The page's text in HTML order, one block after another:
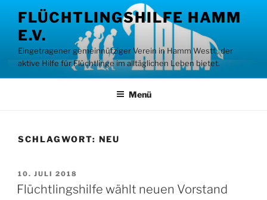
Inhalt
springen
FLÜCHTLINGSHILFE HAMM
E.V.
Eingetragener gemeinnütziger Verein in Hamm Westf., der
aktive Hilfe für Flüchtlinge im alltäglichen Leben bietet.
Menü
SCHLAGWORT: NEU
VERÖFFENTLICHT
AM
10. JULI 2018
Flüchtlingshilfe wählt neuen Vorstand